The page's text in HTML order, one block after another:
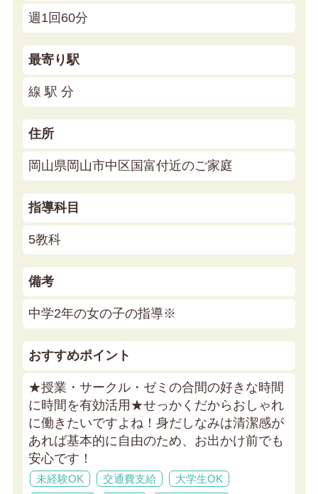
週1回60分
最寄り駅
線 駅 分
住所
岡山県岡山市中区国富付近のご家庭
指導科目
5教科
備考
中学2年の女の子の指導※
おすすめポイント
★授業・サークル・ゼミの合間の好きな時間
に時間を有効活用★せっかくだからおしゃれ
に働きたいですよね！身だしなみは清潔感が
あれば基本的に自由のため、お出かけ前でも
安心です！
未経験OK 交通費支給
大学生OK